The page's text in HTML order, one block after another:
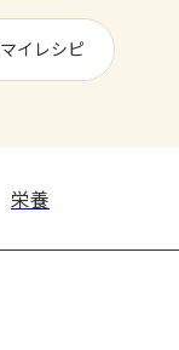
マイレシピ
栄養